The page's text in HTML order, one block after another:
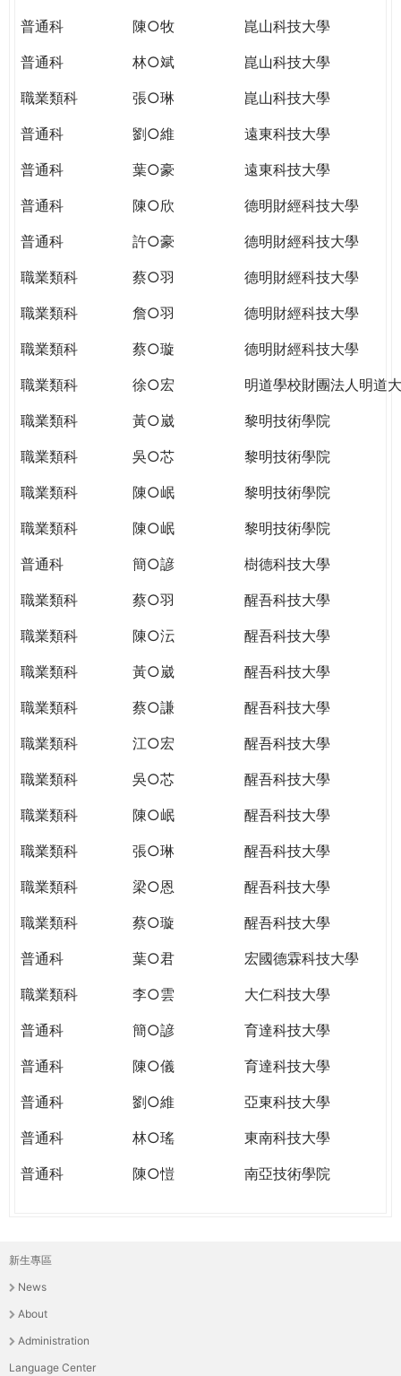
普通科
陳○牧
崑山科技大學
普通科
林○斌
崑山科技大學
職業類科
張○琳
崑山科技大學
普通科
劉○維
遠東科技大學
普通科
葉○豪
遠東科技大學
普通科
陳○欣
德明財經科技大學
普通科
許○豪
德明財經科技大學
職業類科
蔡○羽
德明財經科技大學
職業類科
詹○羽
德明財經科技大學
職業類科
蔡○璇
德明財經科技大學
職業類科
徐○宏
明道學校財團法人明道
職業類科
黃○崴
黎明技術學院
職業類科
吳○芯
黎明技術學院
職業類科
陳○岷
黎明技術學院
職業類科
陳○岷
黎明技術學院
普通科
簡○諺
樹德科技大學
職業類科
蔡○羽
醒吾科技大學
職業類科
陳○沄
醒吾科技大學
職業類科
黃○崴
醒吾科技大學
職業類科
蔡○謙
醒吾科技大學
職業類科
江○宏
醒吾科技大學
職業類科
吳○芯
醒吾科技大學
職業類科
陳○岷
醒吾科技大學
職業類科
張○琳
醒吾科技大學
職業類科
梁○恩
醒吾科技大學
職業類科
蔡○璇
醒吾科技大學
普通科
葉○君
宏國德霖科技大學
職業類科
李○雲
大仁科技大學
普通科
簡○諺
育達科技大學
普通科
陳○儀
育達科技大學
普通科
劉○維
亞東科技大學
普通科
林○瑤
東南科技大學
普通科
陳○愷 南亞技術學院
主
選
單
新生專區
News
About
Administration
Language Center